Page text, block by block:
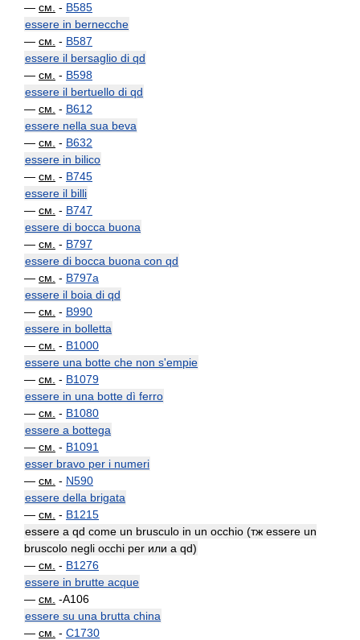
— см. - B585
essere in bernecche
— см. - B587
essere il bersaglio di qd
— см. - B598
essere il bertuello di qd
— см. - B612
essere nella sua beva
— см. - B632
essere in bilico
— см. - B745
essere il billi
— см. - B747
essere di bocca buona
— см. - B797
essere di bocca buona con qd
— см. - B797a
essere il boia di qd
— см. - B990
essere in bolletta
— см. - B1000
essere una botte che non s'empie
— см. - B1079
essere in una botte dì ferro
— см. - B1080
essere a bottega
— см. - B1091
esser bravo per i numeri
— см. - N590
essere della brigata
— см. - B1215
essere a qd come un brusculo in un occhio (тж essere un
bruscolo negli occhi per или a qd)
— см. - B1276
essere in brutte acque
— см. -A106
essere su una brutta china
— см. - C1730